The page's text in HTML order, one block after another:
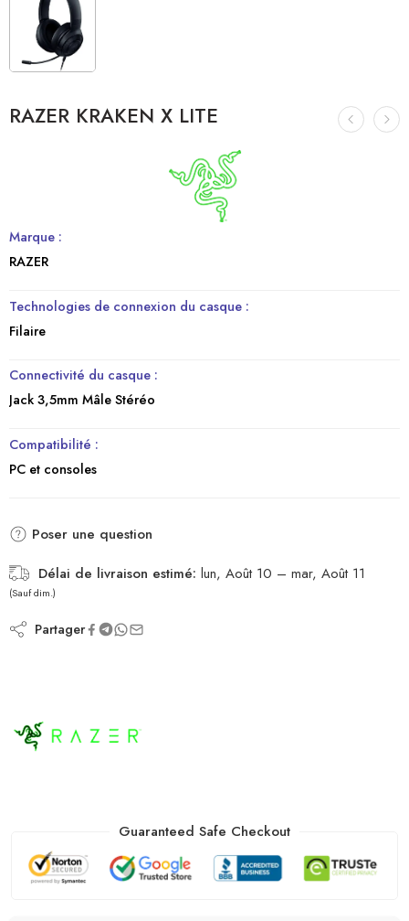
RAZER KRAKEN X LITE
Marque :
RAZER
Technologies de connexion du casque :
Filaire
Connectivité du casque :
Jack 3,5mm Mâle Stéréo
Compatibilité :
PC et consoles
Poser une question
Délai de livraison estimé: lun, Août 10 – mar, Août 11
(Sauf dim.)
Partager
Guaranteed Safe Checkout